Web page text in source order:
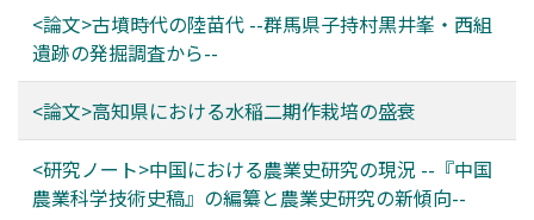
<論文>古墳時代の陸苗代 --群馬県子持村黒井峯・西組
遺跡の発掘調査から--
<論文>高知県における水稲二期作栽培の盛衰
<研究ノート>中国における農業史研究の現況 --『中国
農業科学技術史稿』の編纂と農業史研究の新傾向--